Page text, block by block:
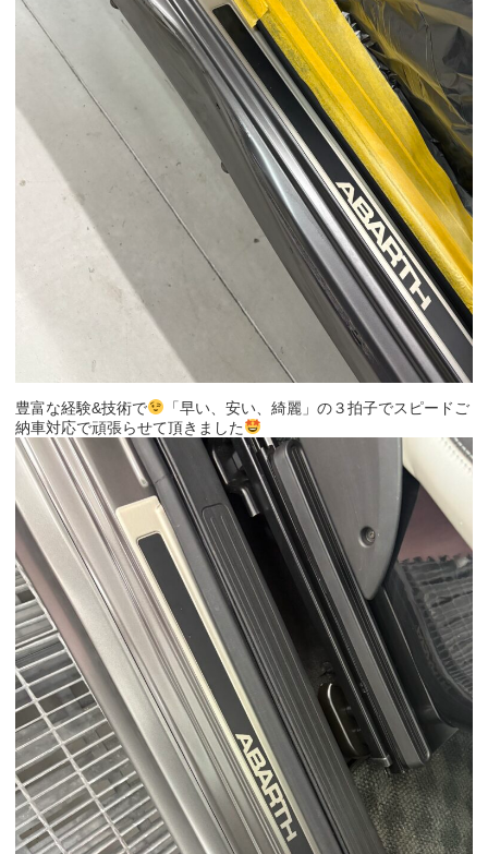
豊富な経験&技術で
「早い、安い、綺麗」の３拍子でスピードご
納車対応で頑張らせて頂きました